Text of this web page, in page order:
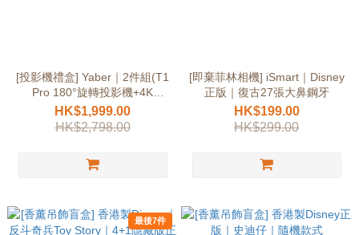
[投影機禮盒] Yaber｜2件組(T1
Pro 180°旋轉投影機+4K
Google TV電視棒)｜世界盃限
量20套
HK$1,999.00
HK$2,798.00
[即棄菲林相機] iSmart｜Disney
正版｜復古27張大鼻鋼牙
HK$199.00
HK$299.00
最後7件